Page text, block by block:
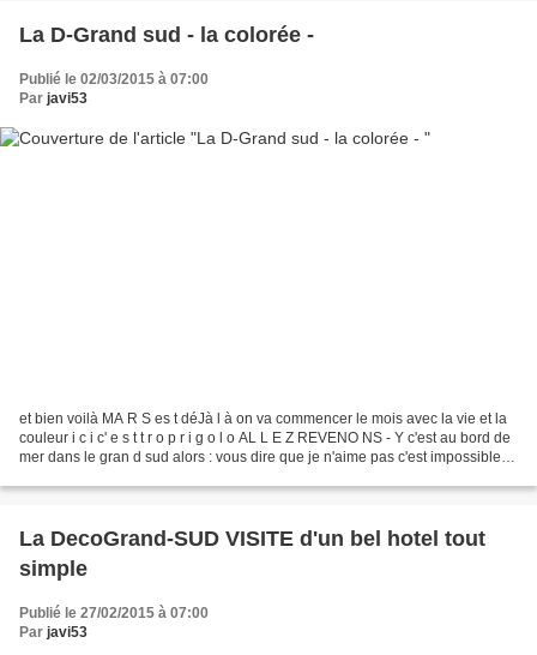
La D-Grand sud - la colorée -
Publié le 02/03/2015 à 07:00
Par javi53
et bien voilà MA R S es t déJà l à on va commencer le mois avec la vie et la
couleur i c i c' e s t t r o p r i g o l o AL L E Z REVENO NS - Y c'est au bord de
mer dans le gran d sud alors : vous dire que je n'aime pas c'est impossible
La DecoGrand-SUD VISITE d'un bel hotel tout
simple
Publié le 27/02/2015 à 07:00
Par javi53